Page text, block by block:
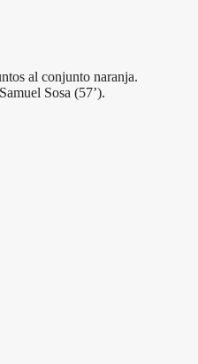
al conjunto naranja.
Sosa (57’).